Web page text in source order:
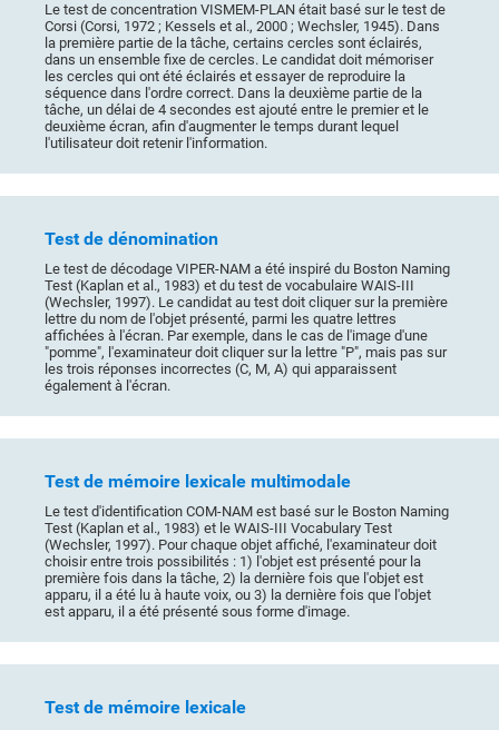
Le test de concentration VISMEM-PLAN était basé sur le test de
Corsi (Corsi, 1972 ; Kessels et al., 2000 ; Wechsler, 1945). Dans
la première partie de la tâche, certains cercles sont éclairés,
dans un ensemble fixe de cercles. Le candidat doit mémoriser
les cercles qui ont été éclairés et essayer de reproduire la
séquence dans l'ordre correct. Dans la deuxième partie de la
tâche, un délai de 4 secondes est ajouté entre le premier et le
deuxième écran, afin d'augmenter le temps durant lequel
l'utilisateur doit retenir l'information.
Test de dénomination
Le test de décodage VIPER-NAM a été inspiré du Boston Naming
Test (Kaplan et al., 1983) et du test de vocabulaire WAIS-III
(Wechsler, 1997). Le candidat au test doit cliquer sur la première
lettre du nom de l'objet présenté, parmi les quatre lettres
affichées à l'écran. Par exemple, dans le cas de l'image d'une
"pomme", l'examinateur doit cliquer sur la lettre "P", mais pas sur
les trois réponses incorrectes (C, M, A) qui apparaissent
également à l'écran.
Test de mémoire lexicale multimodale
Le test d'identification COM-NAM est basé sur le Boston Naming
Test (Kaplan et al., 1983) et le WAIS-III Vocabulary Test
(Wechsler, 1997). Pour chaque objet affiché, l'examinateur doit
choisir entre trois possibilités : 1) l'objet est présenté pour la
première fois dans la tâche, 2) la dernière fois que l'objet est
apparu, il a été lu à haute voix, ou 3) la dernière fois que l'objet
est apparu, il a été présenté sous forme d'image.
Test de mémoire lexicale